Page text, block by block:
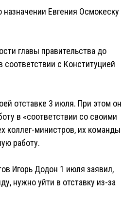
Евгения Осмокеску
главы правительства до
с Конституцией
отставке 3 июля. При этом он
в «соответствии со своими
коллег-министров, их команды
работу.
Игорь Додон 1 июля заявил,
нужно уйти в отставку из-за